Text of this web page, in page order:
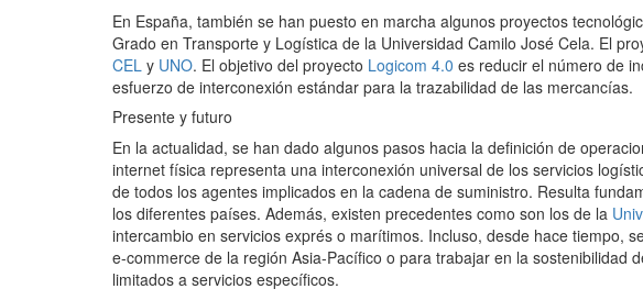
En España, también se han puesto en marcha algunos proyectos
Grado en Transporte y Logística de la Universidad Camilo José Cela. El
CEL y UNO. El objetivo del proyecto Logicom 4.0 es reducir el número de
esfuerzo de interconexión estándar para la trazabilidad de las mercancías.
Presente y futuro
En la actualidad, se han dado algunos pasos hacia la definición de
internet física representa una interconexión universal de los servicios
de todos los agentes implicados en la cadena de suministro. Resulta
los diferentes países. Además, existen precedentes como son los de la
intercambio en servicios exprés o marítimos. Incluso, desde hace tiempo,
e-commerce de la región Asia-Pacífico o para trabajar en la sostenibilidad
limitados a servicios específicos.